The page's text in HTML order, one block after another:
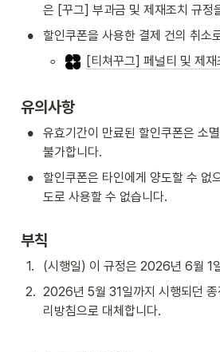
은 [꾸그] 부과금 및 제재조치 규정
• 할인쿠폰을 사용한 결제 건의 취소
◦ [티쳐꾸그] 페널티 및 제재
유의사항
•
유효기간이 만료된 할인쿠폰은 소
불가합니다.
•
할인쿠폰은 타인에게 양도할 수 없
도로 사용할 수 없습니다.
부칙
1.
(시행일) 이 규정은 2026년 6월 1
2. 2026년 5월 31일까지 시행되던 종
리방침으로 대체합니다.